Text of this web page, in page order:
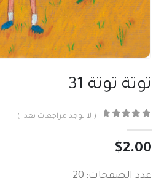
توتة توتة 31
( لا توجد مراجعات بعد. )
$2.00
عدد الصفحات: 20